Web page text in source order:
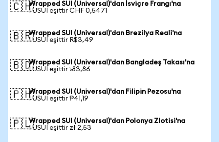
🇨🇭Wrapped SUI (Universal)'dan İsviçre Frangı'na
1 USUI eşittir CHF 0,5471
🇧🇷Wrapped SUI (Universal)'dan Brezilya Reali'na
1 USUI eşittir R$3,49
🇧🇩Wrapped SUI (Universal)'dan Bangladeş Takası'na
1 USUI eşittir ৳83,86
🇵🇭Wrapped SUI (Universal)'dan Filipin Pezosu'na
1 USUI eşittir ₱41,19
🇵🇱Wrapped SUI (Universal)'dan Polonya Zlotisi'na
1 USUI eşittir zł 2,53